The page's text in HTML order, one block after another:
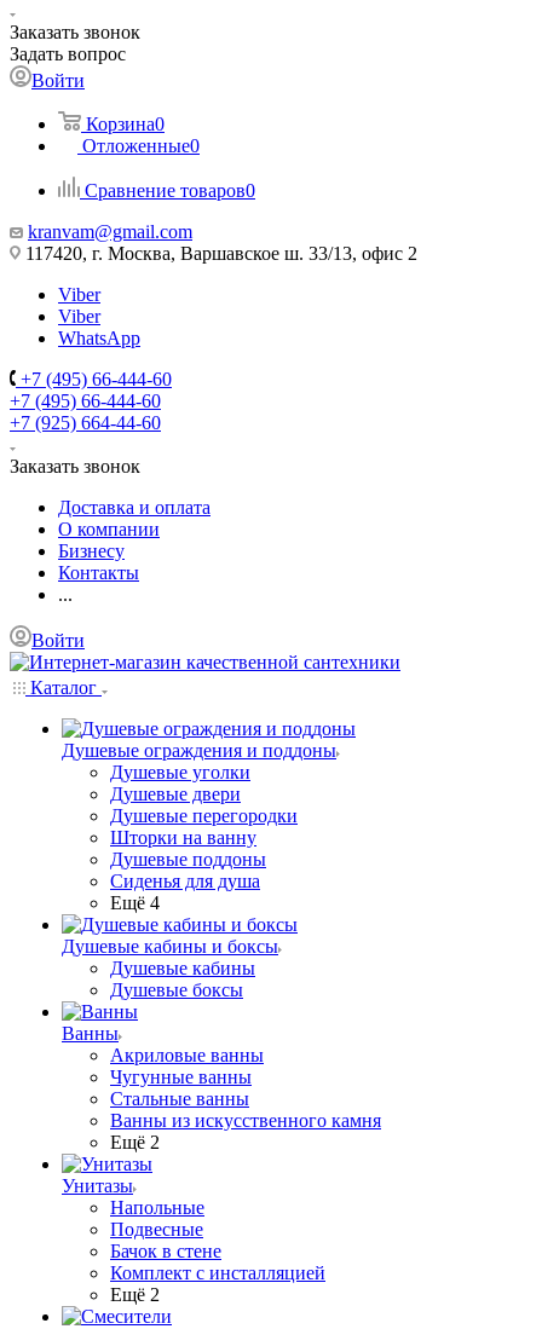
Заказать звонок
Задать вопрос
Войти
Корзина0
Отложенные0
Сравнение товаров0
kranvam@gmail.com
117420, г. Москва, Варшавское ш. 33/13, офис 2
Viber
Viber
WhatsApp
+7 (495) 66-444-60
+7 (495) 66-444-60
+7 (925) 664-44-60
Заказать звонок
Доставка и оплата
О компании
Бизнесу
Контакты
...
Войти
Каталог
Душевые ограждения и поддоны
Душевые уголки
Душевые двери
Душевые перегородки
Шторки на ванну
Душевые поддоны
Сиденья для душа
Ещё 4
Душевые кабины и боксы
Душевые кабины
Душевые боксы
Ванны
Акриловые ванны
Чугунные ванны
Стальные ванны
Ванны из искусственного камня
Ещё 2
Унитазы
Напольные
Подвесные
Бачок в стене
Комплект с инсталляцией
Ещё 2